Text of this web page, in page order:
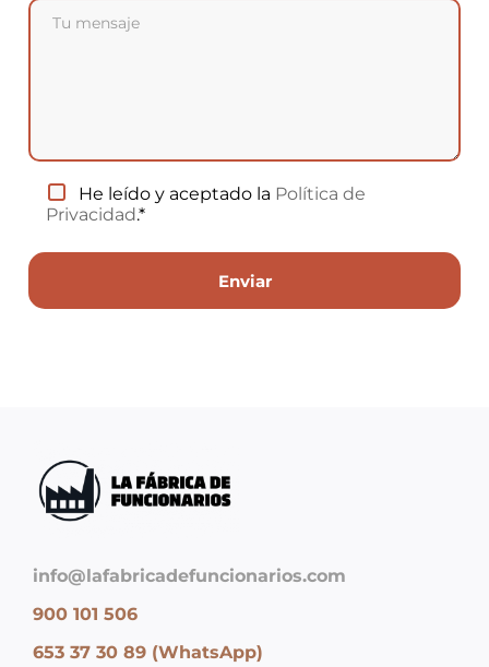
He leído y aceptado la Política de
Privacidad.*
info@lafabricadefuncionarios.com
900 101 506
653 37 30 89 (WhatsApp)